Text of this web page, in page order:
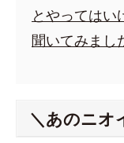
とやってはい
聞いてみまし
＼あのニオ